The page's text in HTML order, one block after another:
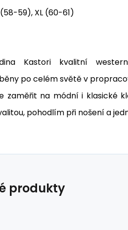
59), XL (60-61)
Kastori kvalitní
po celém světě v
zaměřit na módní i klasické
pohodlím při nošení a
produkty